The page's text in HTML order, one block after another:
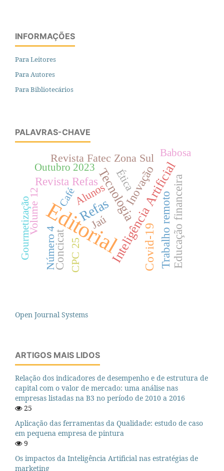
INFORMAÇÕES
Para Leitores
Para Autores
Para Bibliotecários
PALAVRAS-CHAVE
Editorial
RefasInteligência Artificial
Tecnologia
Covid-19 Educação financeira
Revista Refas Inovação
Concicat Trabalho remoto
CPC 25
Jaú
Alunos
Revista Fatec Zona Sul
Volume 12
Número 4
Ética
Babosa
Outubro 2023
Gourmetização Café
Open Journal Systems
ARTIGOS MAIS LIDOS
Relação dos indicadores de desempenho e de estrutura de
capital com o valor de mercado: uma análise nas
empresas listadas na B3 no período de 2010 a 2016
25
Aplicação das ferramentas da Qualidade: estudo de caso
em pequena empresa de pintura
9
Os impactos da Inteligência Artificial nas estratégias de
marketing